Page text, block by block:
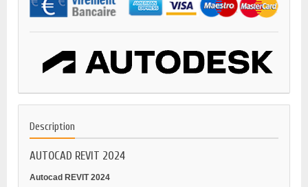
Description
AUTOCAD REVIT 2024
Autocad REVIT 2024